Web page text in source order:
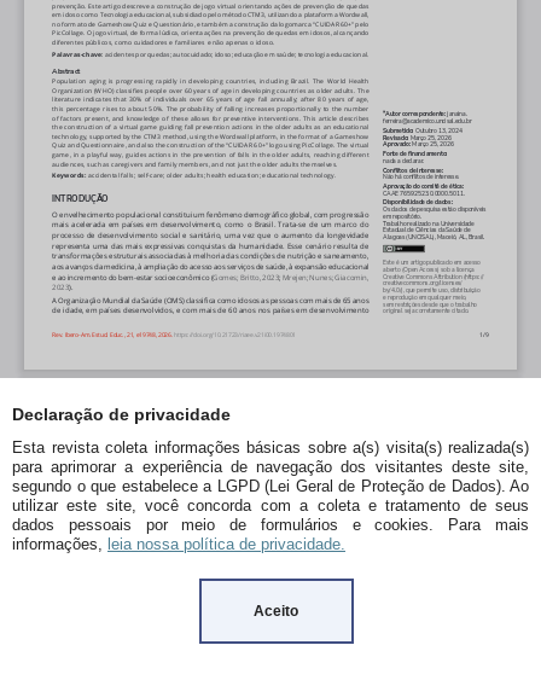
Declaração de privacidade
Esta revista coleta informações básicas sobre a(s) visita(s) realizada(s)
para aprimorar a experiência de navegação dos visitantes deste site,
segundo o que estabelece a LGPD (Lei Geral de Proteção de Dados). Ao
utilizar este site, você concorda com a coleta e tratamento de seus
dados pessoais por meio de formulários e cookies. Para mais
informações, leia nossa política de privacidade.
Aceito